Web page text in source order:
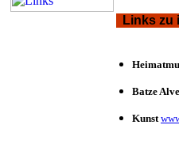
Links zu
Batze
Kunst